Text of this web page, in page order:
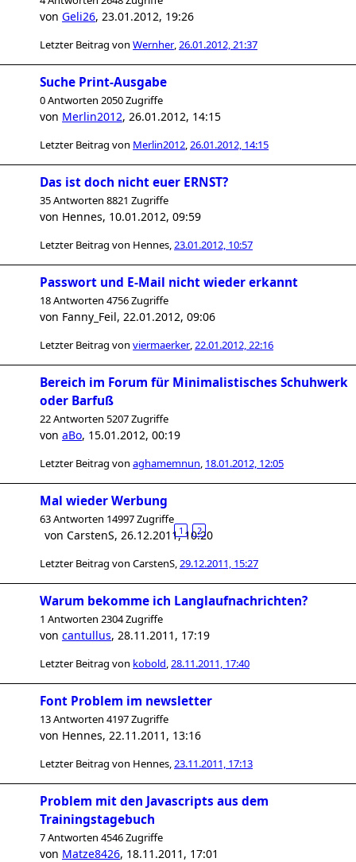
von Geli26, 23.01.2012, 19:26
Letzter Beitrag von Wernher,26.01.2012, 21:37
Suche Print-Ausgabe
0 Antworten 2050 Zugriffe
von Merlin2012, 26.01.2012, 14:15
Letzter Beitrag von Merlin2012,26.01.2012, 14:15
Das ist doch nicht euer ERNST?
35 Antworten 8821 Zugriffe
von Hennes, 10.01.2012, 09:59
Letzter Beitrag von Hennes,23.01.2012, 10:57
Passwort und E-Mail nicht wieder erkannt
18 Antworten 4756 Zugriffe
von Fanny_Feil, 22.01.2012, 09:06
Letzter Beitrag von viermaerker,22.01.2012, 22:16
Bereich im Forum für Minimalistisches Schuhwerk
oder Barfuß
22 Antworten 5207 Zugriffe
von aBo, 15.01.2012, 00:19
Letzter Beitrag von aghamemnun, 18.01.2012, 12:05
Mal wieder Werbung
63 Antworten 14997 Zugriffe
1 2
von CarstenS, 26.12.2011, 10:20
Letzter Beitrag von CarstenS,29.12.2011, 15:27
Warum bekomme ich Langlaufnachrichten?
1 Antworten 2304 Zugriffe
von cantullus, 28.11.2011, 17:19
Letzter Beitrag von kobold,28.11.2011, 17:40
Font Problem im newsletter
13 Antworten 4197 Zugriffe
von Hennes, 22.11.2011, 13:16
Letzter Beitrag von Hennes,23.11.2011, 17:13
Problem mit den Javascripts aus dem
Trainingstagebuch
7 Antworten 4546 Zugriffe
von Matze8426, 18.11.2011, 17:01